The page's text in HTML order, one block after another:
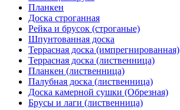
Планкен
Доска строганная
Рейка и брусок (строганые)
Шпунтованная доска
Террасная доска (импрегнированная)
Террасная доска (лиственница)
Планкен (лиственница)
Палубная доска (лиственница)
Доска камерной сушки (Обрезная)
Брусы и лаги (лиственница)